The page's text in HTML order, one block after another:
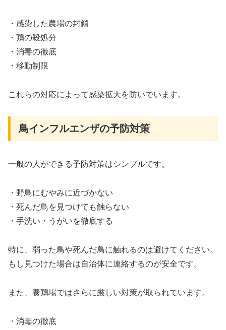
・感染した農場の封鎖
・鶏の殺処分
・消毒の徹底
・移動制限
これらの対応によって感染拡大を防いでいます。
鳥インフルエンザの予防対策
一般の人ができる予防対策はシンプルです。
・野鳥にむやみに近づかない
・死んだ鳥を見つけても触らない
・手洗い・うがいを徹底する
特に、弱った鳥や死んだ鳥に触れるのは避けてください。
もし見つけた場合は自治体に連絡するのが安全です。
また、養鶏場ではさらに厳しい対策が取られています。
・消毒の徹底